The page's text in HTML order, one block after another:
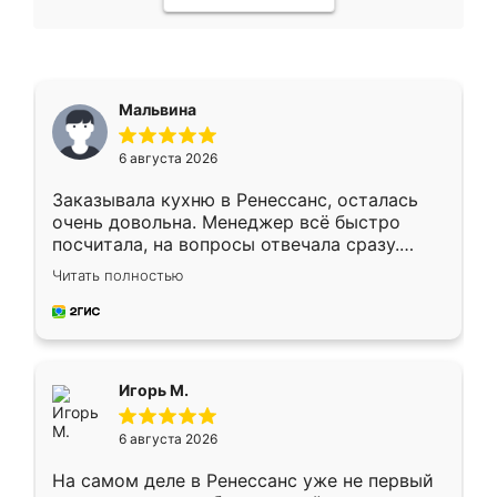
Мальвина
6 августа 2026
Заказывала кухню в Ренессанс, осталась
очень довольна. Менеджер всё быстро
посчитала, на вопросы отвечала сразу.
Замерщик приехал в субботу, подошёл к
делу со всей ответственностью. Собрали
за день, ребята работали аккуратно, даже
Читать полностью
Игорь М.
6 августа 2026
На самом деле в Ренессанс уже не первый